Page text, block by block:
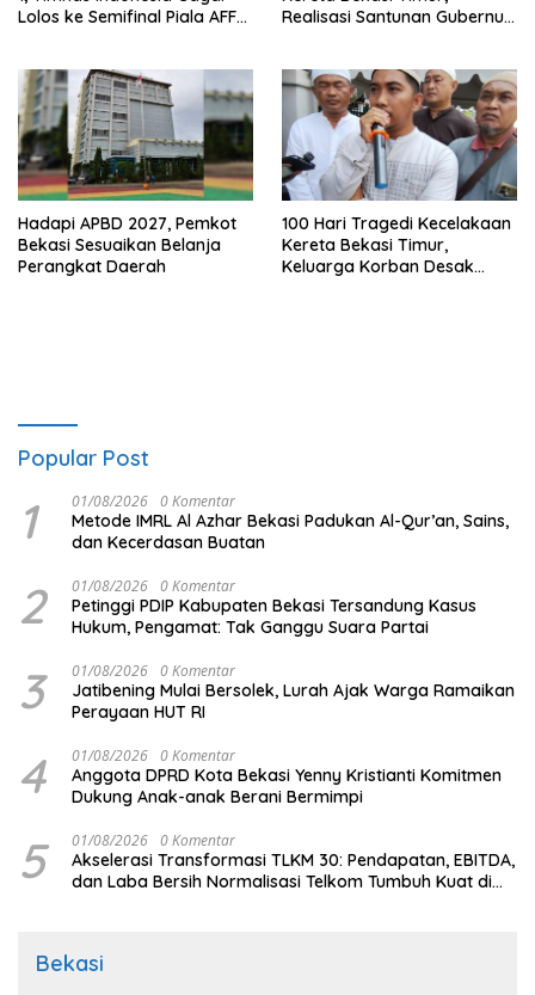
Lolos ke Semifinal Piala AFF
Realisasi Santunan Gubernur
Hadapi APBD 2027, Pemkot
Bekasi Sesuaikan Belanja
Perangkat Daerah
100 Hari Tragedi Kecelakaan
Kereta Bekasi Timur,
Keluarga Korban Desak
Popular Post
1 01/08/2026 0 Komentar
Metode IMRL Al Azhar Bekasi Padukan Al-Qur’an, Sains,
dan Kecerdasan Buatan
2 01/08/2026 0 Komentar
Petinggi PDIP Kabupaten Bekasi Tersandung Kasus
Hukum, Pengamat: Tak Ganggu Suara Partai
3 01/08/2026 0 Komentar
Jatibening Mulai Bersolek, Lurah Ajak Warga Ramaikan
Perayaan HUT RI
4 01/08/2026 0 Komentar
Anggota DPRD Kota Bekasi Yenny Kristianti Komitmen
Dukung Anak-anak Berani Bermimpi
5 01/08/2026 0 Komentar
Akselerasi Transformasi TLKM 30: Pendapatan, EBITDA,
dan Laba Bersih Normalisasi Telkom Tumbuh Kuat di
Bekasi